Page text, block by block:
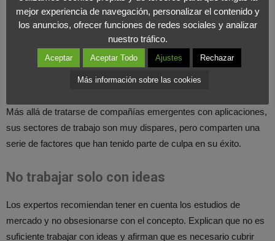
Si pensamos en
de renombre en el panorama nacional
a todos nos viene a la cabeza Glovo, Cabify o Wallapop, ¿pero
que tienen en común estas empresas para haberse conocido en
ideas de negocio tan rentables?
Más allá de tratarse de compañías emergentes con aplicaciones,
sus sectores de trabajo son muy dispares, pero comparten una
serie de factores que han tenido parte de culpa en su éxito.
No trabajar solo con ideas
Los expertos recomiendan tener en cuenta los estudios de
mercado y no obsesionarse con el concepto. Explican que no es
suficiente trabajar con ideas y afirman que es necesario cubrir
mejor experiencia de navegación, personalizar el contenido y
los anuncios, ofrecer funciones de redes sociales y analizar
nuestro tráfico.
Aceptar Aceptar Todo Ajustes Rechazar
Más información sobre las cookies